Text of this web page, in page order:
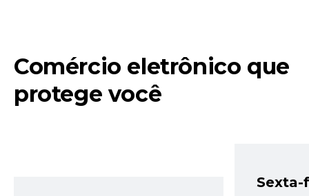
Comércio eletrônico que
protege você
Sexta-